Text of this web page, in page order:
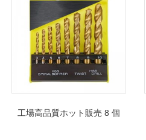
工場高品質ホット販売 8 個